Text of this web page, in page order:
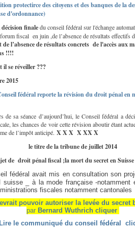
protectirce des citoyens et des banques de la
d'ordonnance)
décision finaledu conseil fédéral sur l'échange
fiscal en juin ,de l’absence de résultats effectifs
l’absence de résultats concrets de l'accès aux
!!!!
se réveiller ???
2015
fédéral reporte la révision du droit pénal en
de sa séance d’aujourd’hui, le Conseil fédéral a
les chances de voir cette révision aboutir étant
de l’impôt anticipé. X X X X XX X
le titre de la tribune de juillet 2014
de droit pénal fiscal ;la mort du secret en
fédéral avait mis en consultation son
suisse _ à la mode française -notamment
fiscales notamment cantonales
pouvoir autoriser la levée du secret
par Bernard Wuthrich cliquer
Lire le communiqué du conseil fédéral